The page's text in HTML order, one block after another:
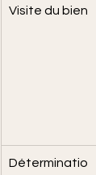
Visite du bien
Déterminatio